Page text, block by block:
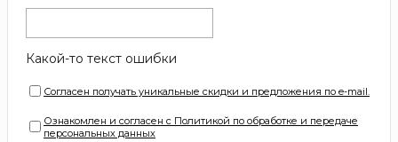
Какой-то текст ошибки
Согласен получать уникальные скидки и предложения по e-mail.
Ознакомлен и согласен с Политикой по обработке и передаче
персональных данных